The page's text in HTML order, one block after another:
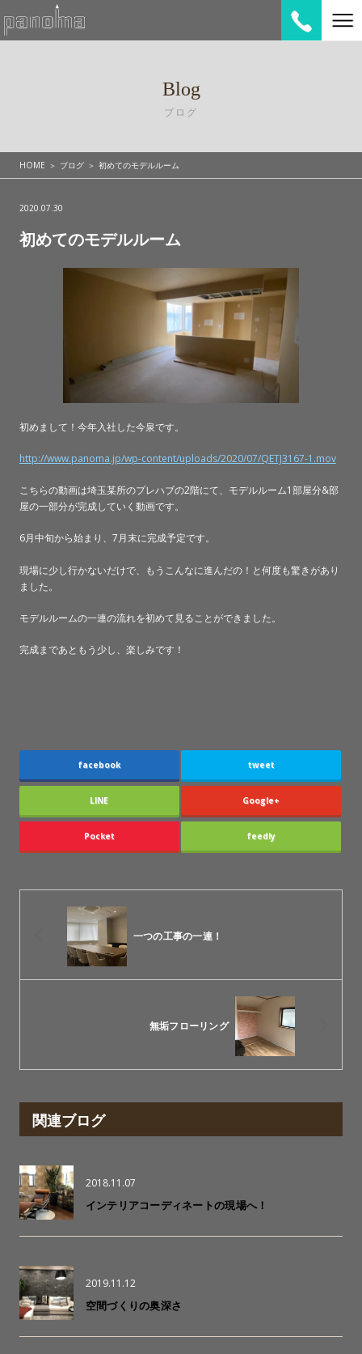
Blog
ブログ
HOME ブログ 初めてのモデルルーム
2020.07.30
初めてのモデルルーム
初めまして！今年入社した今泉です。
http://www.panoma.jp/wp-content/uploads/2020/07/QETJ3167-1.mov
こちらの動画は埼玉某所のプレハブの2階にて、モデルルーム1部屋分&部
屋の一部分が完成していく動画です。
6月中旬から始まり、7月末に完成予定です。
現場に少し行かないだけで、もうこんなに進んだの！と何度も驚きがあり
ました。
モデルルームの一連の流れを初めて見ることができました。
完成まであともう少し、楽しみです！
facebook tweet
LINE Google+
Pocket feedly
一つの工事の一連！
無垢フローリング
関連ブログ
2018.11.07
インテリアコーディネートの現場へ！
2019.11.12
空間づくりの奥深さ